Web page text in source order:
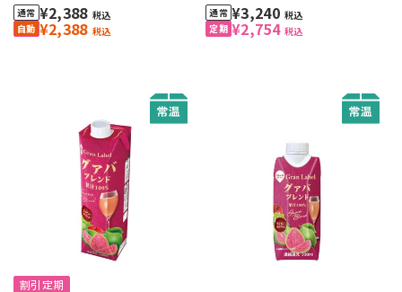
¥2,388 税込
¥2,388 税込
¥2,754 税込
¥3,240 税込
割引定期